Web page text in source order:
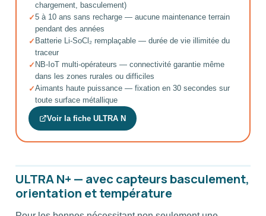
chargement, basculement)
5 à 10 ans sans recharge — aucune maintenance terrain
pendant des années
Batterie Li-SoCl₂ remplaçable — durée de vie illimitée du
traceur
NB-IoT multi-opérateurs — connectivité garantie même
dans les zones rurales ou difficiles
Aimants haute puissance — fixation en 30 secondes sur
toute surface métallique
Voir la fiche ULTRA N
ULTRA N+ — avec capteurs basculement,
orientation et température